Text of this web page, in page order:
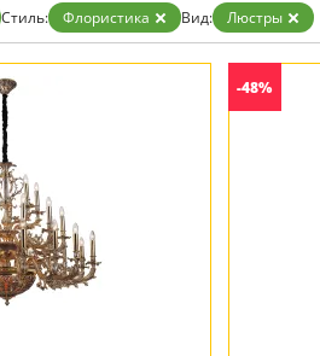
Прозрачные
Хром
Черные
Стиль: Флористика Вид: Люстры
-48%